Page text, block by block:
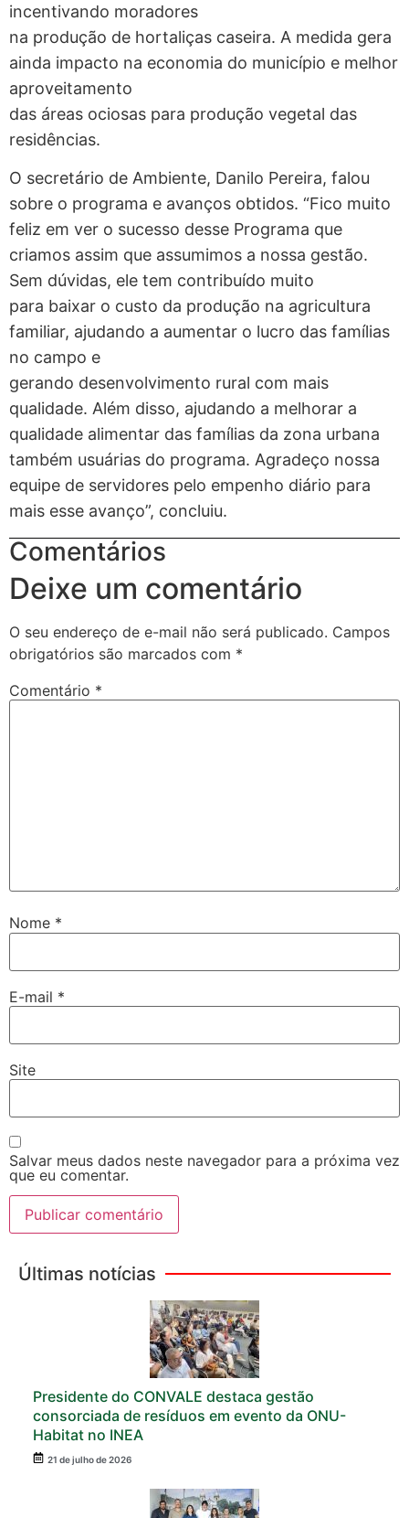
incentivando moradores
na produção de hortaliças caseira. A medida gera
ainda impacto na economia do município e melhor
aproveitamento
das áreas ociosas para produção vegetal das
residências.
O secretário de Ambiente, Danilo Pereira, falou
sobre o programa e avanços obtidos. “Fico muito
feliz em ver o sucesso desse Programa que
criamos assim que assumimos a nossa gestão.
Sem dúvidas, ele tem contribuído muito
para baixar o custo da produção na agricultura
familiar, ajudando a aumentar o lucro das famílias
no campo e
gerando desenvolvimento rural com mais
qualidade. Além disso, ajudando a melhorar a
qualidade alimentar das famílias da zona urbana
também usuárias do programa. Agradeço nossa
equipe de servidores pelo empenho diário para
mais esse avanço”, concluiu.
Comentários
Deixe um comentário
O seu endereço de e-mail não será publicado. Campos
obrigatórios são marcados com *
Comentário *
Nome *
E-mail *
Site
Salvar meus dados neste navegador para a próxima vez
que eu comentar.
Últimas notícias
Presidente do CONVALE destaca gestão
consorciada de resíduos em evento da ONU-
Habitat no INEA
21 de julho de 2026